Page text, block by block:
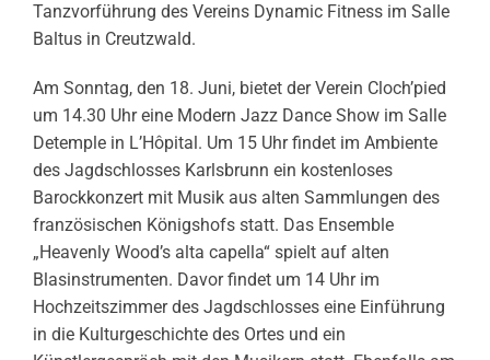
Tanzvorführung des Vereins Dynamic Fitness im Salle
Baltus in Creutzwald.
Am Sonntag, den 18. Juni, bietet der Verein Cloch’pied
um 14.30 Uhr eine Modern Jazz Dance Show im Salle
Detemple in L’Hôpital. Um 15 Uhr findet im Ambiente
des Jagdschlosses Karlsbrunn ein kostenloses
Barockkonzert mit Musik aus alten Sammlungen des
französischen Königshofs statt. Das Ensemble
„Heavenly Wood’s alta capella“ spielt auf alten
Blasinstrumenten. Davor findet um 14 Uhr im
Hochzeitszimmer des Jagdschlosses eine Einführung
in die Kulturgeschichte des Ortes und ein